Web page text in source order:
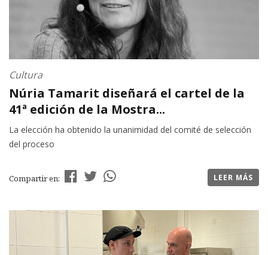
Cultura
Núria Tamarit diseñará el cartel de la
41ª edición de la Mostra...
La elección ha obtenido la unanimidad del comité de selección
del proceso
Compartir en: LEER MÁS